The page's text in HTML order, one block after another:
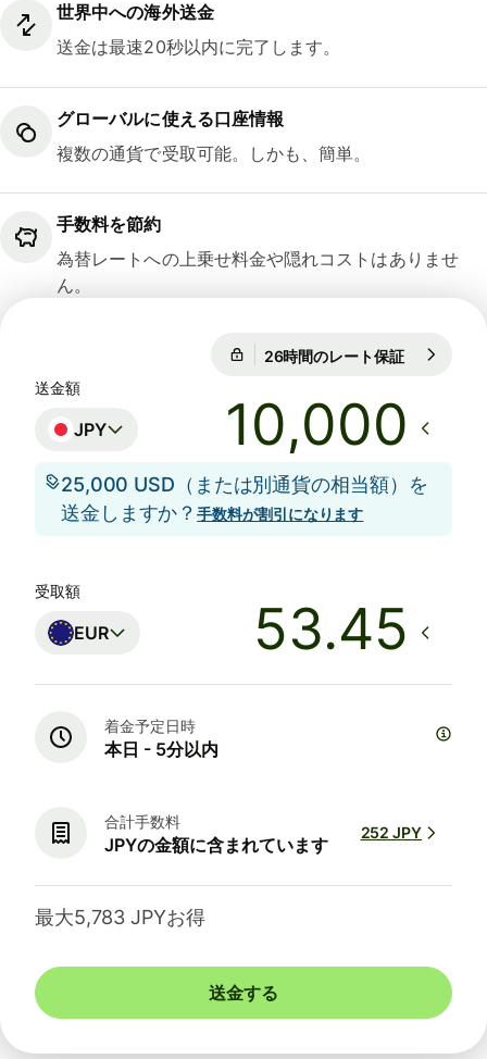
世界中への海外送金
送金は最速20秒以内に完了します。
グローバルに使える口座情報
複数の通貨で受取可能。しかも、簡単。
手数料を節約
為替レートへの上乗せ料金や隠れコストはありませ
ん。
26時間のレート保証
送金額
JPY
25,000 USD（または別通貨の相当額）を
送金しますか？手数料が割引になります
受取額
EUR
着金予定日時
本日 - 5分以内
合計手数料
JPYの金額に含まれています
252 JPY
最大5,783 JPYお得
送金する